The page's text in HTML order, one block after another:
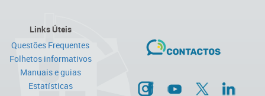
Links Úteis
Questões Frequentes
Folhetos informativos
Manuais e guias
Estatísticas